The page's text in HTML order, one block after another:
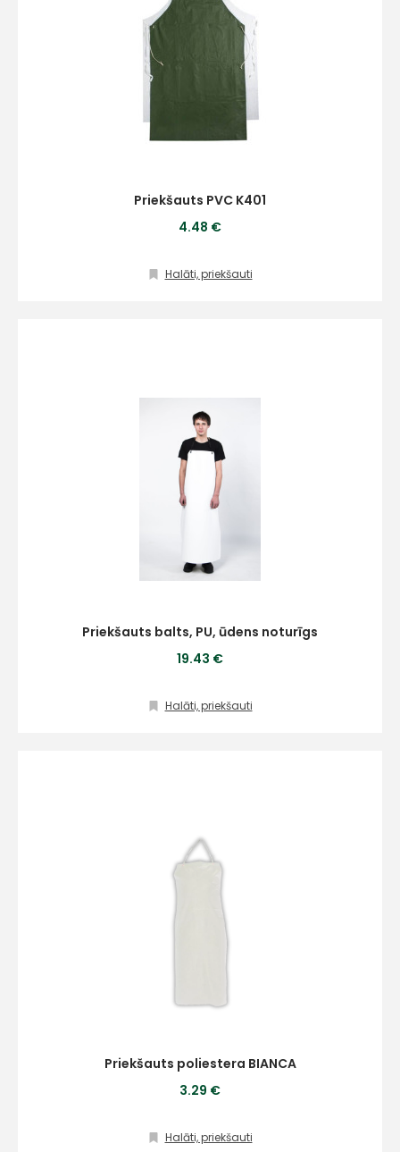
Priekšauts PVC K401
4.48 €
Halāti, priekšauti
Priekšauts balts, PU, ūdens noturīgs
19.43 €
Halāti, priekšauti
Priekšauts poliestera BIANCA
3.29 €
Halāti, priekšauti